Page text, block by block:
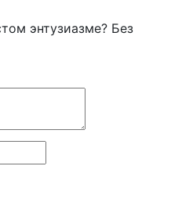
энтузиазме? Без